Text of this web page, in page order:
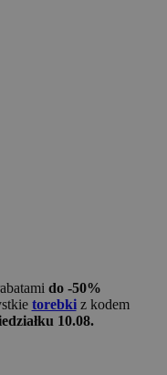
do -50%
torebkiz kodem
10.08.